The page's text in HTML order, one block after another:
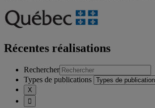
Récentes réalisations
Rechercher
Types de publications